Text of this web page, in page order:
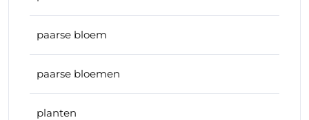
paarse bloem
paarse bloemen
planten